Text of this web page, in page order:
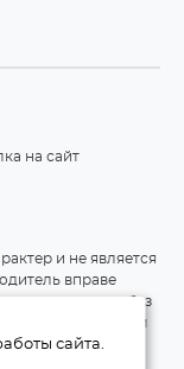
на сайт
и не является
вправе
поставки без
на официальном
сайта.